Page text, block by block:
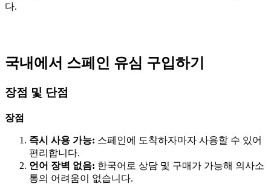
다.
국내에서 스페인 유심 구입하기
장점 및 단점
장점
즉시 사용 가능: 스페인에 도착하자마자 사용할 수 있어
편리합니다.
언어 장벽 없음: 한국어로 상담 및 구매가 가능해 의사소
통의 어려움이 없습니다.